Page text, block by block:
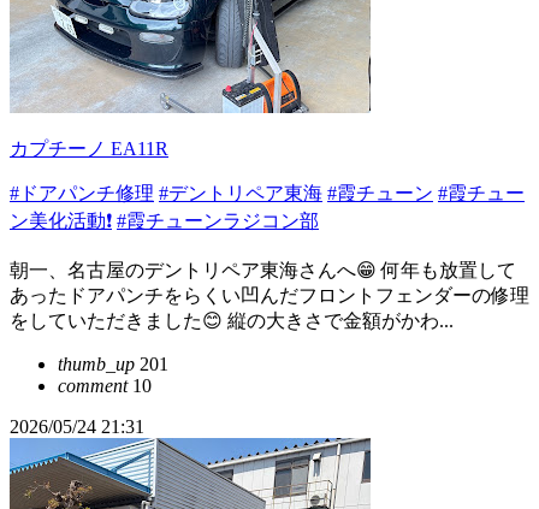
カプチーノ EA11R
#ドアパンチ修理 #デントリペア東海 #霞チューン #霞チュー
ン美化活動❗️ #霞チューンラジコン部
朝一、名古屋のデントリペア東海さんへ😁 何年も放置して
あったドアパンチをらくい凹んだフロントフェンダーの修理
をしていただきました😊 縦の大きさで金額がかわ...
thumb_up 201
comment10
2026/05/24 21:31